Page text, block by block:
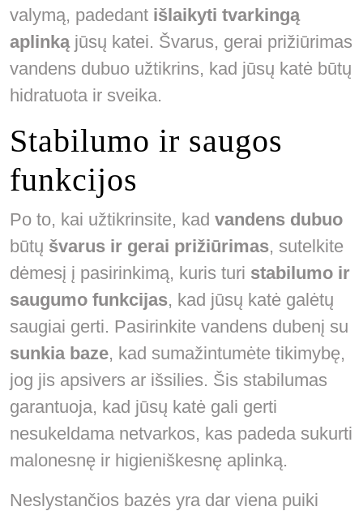
valymą, padedant išlaikyti tvarkingą
aplinkąjūsų katei. Švarus, gerai prižiūrimas
vandens dubuo užtikrins, kad jūsų katė būtų
hidratuota ir sveika.
Stabilumo ir saugos
funkcijos
Po to, kai užtikrinsite, kad vandens dubuo
būtų švarus ir gerai prižiūrimas, sutelkite
dėmesį į pasirinkimą, kuris turi stabilumo ir
saugumo funkcijas, kad jūsų katė galėtų
saugiai gerti. Pasirinkite vandens dubenį su
sunkia baze, kad sumažintumėte tikimybę,
jog jis apsivers ar išsilies. Šis stabilumas
garantuoja, kad jūsų katė gali gerti
nesukeldama netvarkos, kas padeda sukurti
malonesnę ir higieniškesnę aplinką.
Neslystančios bazės yra dar viena puiki